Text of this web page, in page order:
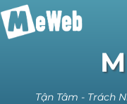
Tận Tâm - Trách